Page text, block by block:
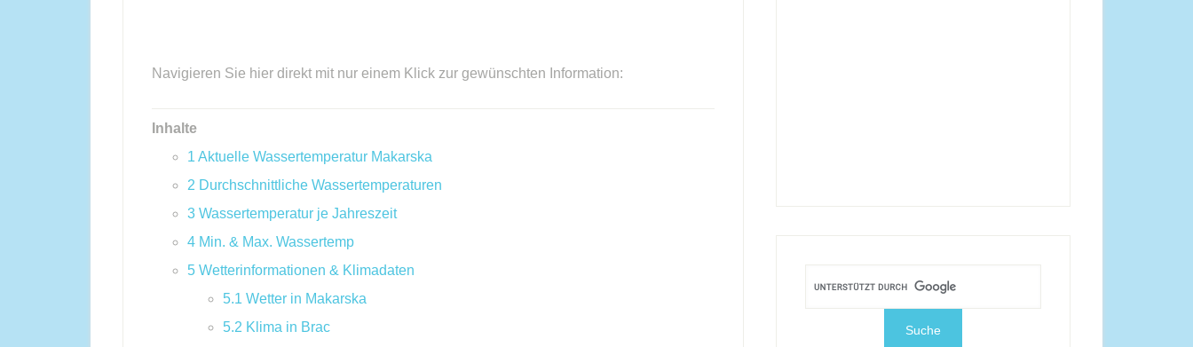
Navigieren Sie hier direkt mit nur einem Klick zur gewünschten Information:
Inhalte
1 Aktuelle Wassertemperatur Makarska
2 Durchschnittliche Wassertemperaturen
3 Wassertemperatur je Jahreszeit
4 Min. & Max. Wassertemp
5 Wetterinformationen & Klimadaten
5.1 Wetter in Makarska
5.2 Klima in Brac